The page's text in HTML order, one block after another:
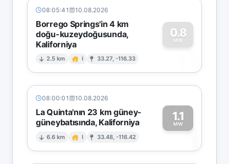
08:05:41 10.08.2026
Borrego Springs'in 4 km
doğu-kuzeydoğusunda,
Kaliforniya
2.5 km I 33.27, -116.33
0.8
MW
0
08:00:01 10.08.2026
La Quinta'nın 23 km güney-
güneybatısında, Kaliforniya
6.6 km I 33.48, -116.42
1.1
MW1